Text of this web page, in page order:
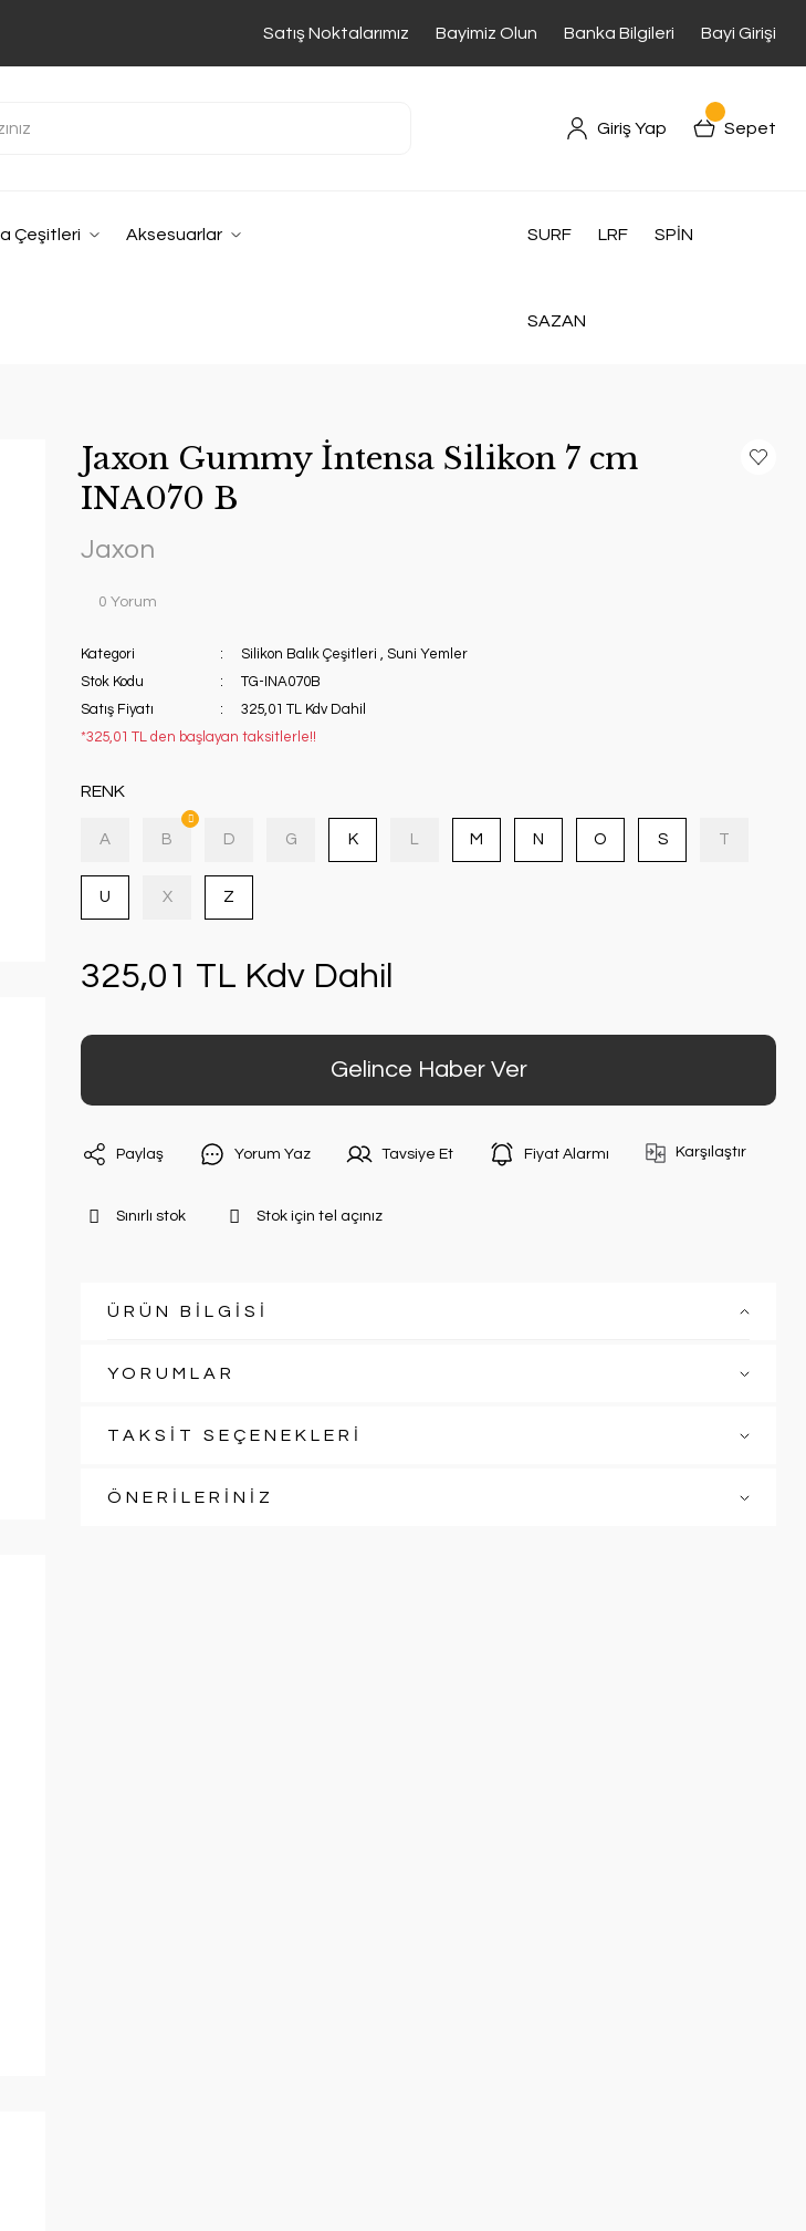
Satış Noktalarımız Bayimiz Olun Banka Bilgileri Bayi Girişi
Giriş Yap Sepet
Çeşitleri Aksesuarlar SURF LRF SPİN
SAZAN
Jaxon Gummy İntensa Silikon 7 cm
INA070 B
Jaxon
0 Yorum
Kategori Silikon Balık Çeşitleri , Suni Yemler
Stok Kodu
TG-INA070B
Satış Fiyatı
325,01 TL Kdv Dahil
*325,01 TL den başlayan taksitlerle!!
RENK
A B D G K L M N O S T
U X Z
325,01 TL Kdv Dahil
Gelince Haber Ver
Paylaş Yorum Yaz Tavsiye Et Fiyat Alarmı Karşılaştır
Sınırlı stok Stok için tel açınız
ÜRÜN BİLGİSİ
YORUMLAR
TAKSİT SEÇENEKLERİ
ÖNERİLERİNİZ